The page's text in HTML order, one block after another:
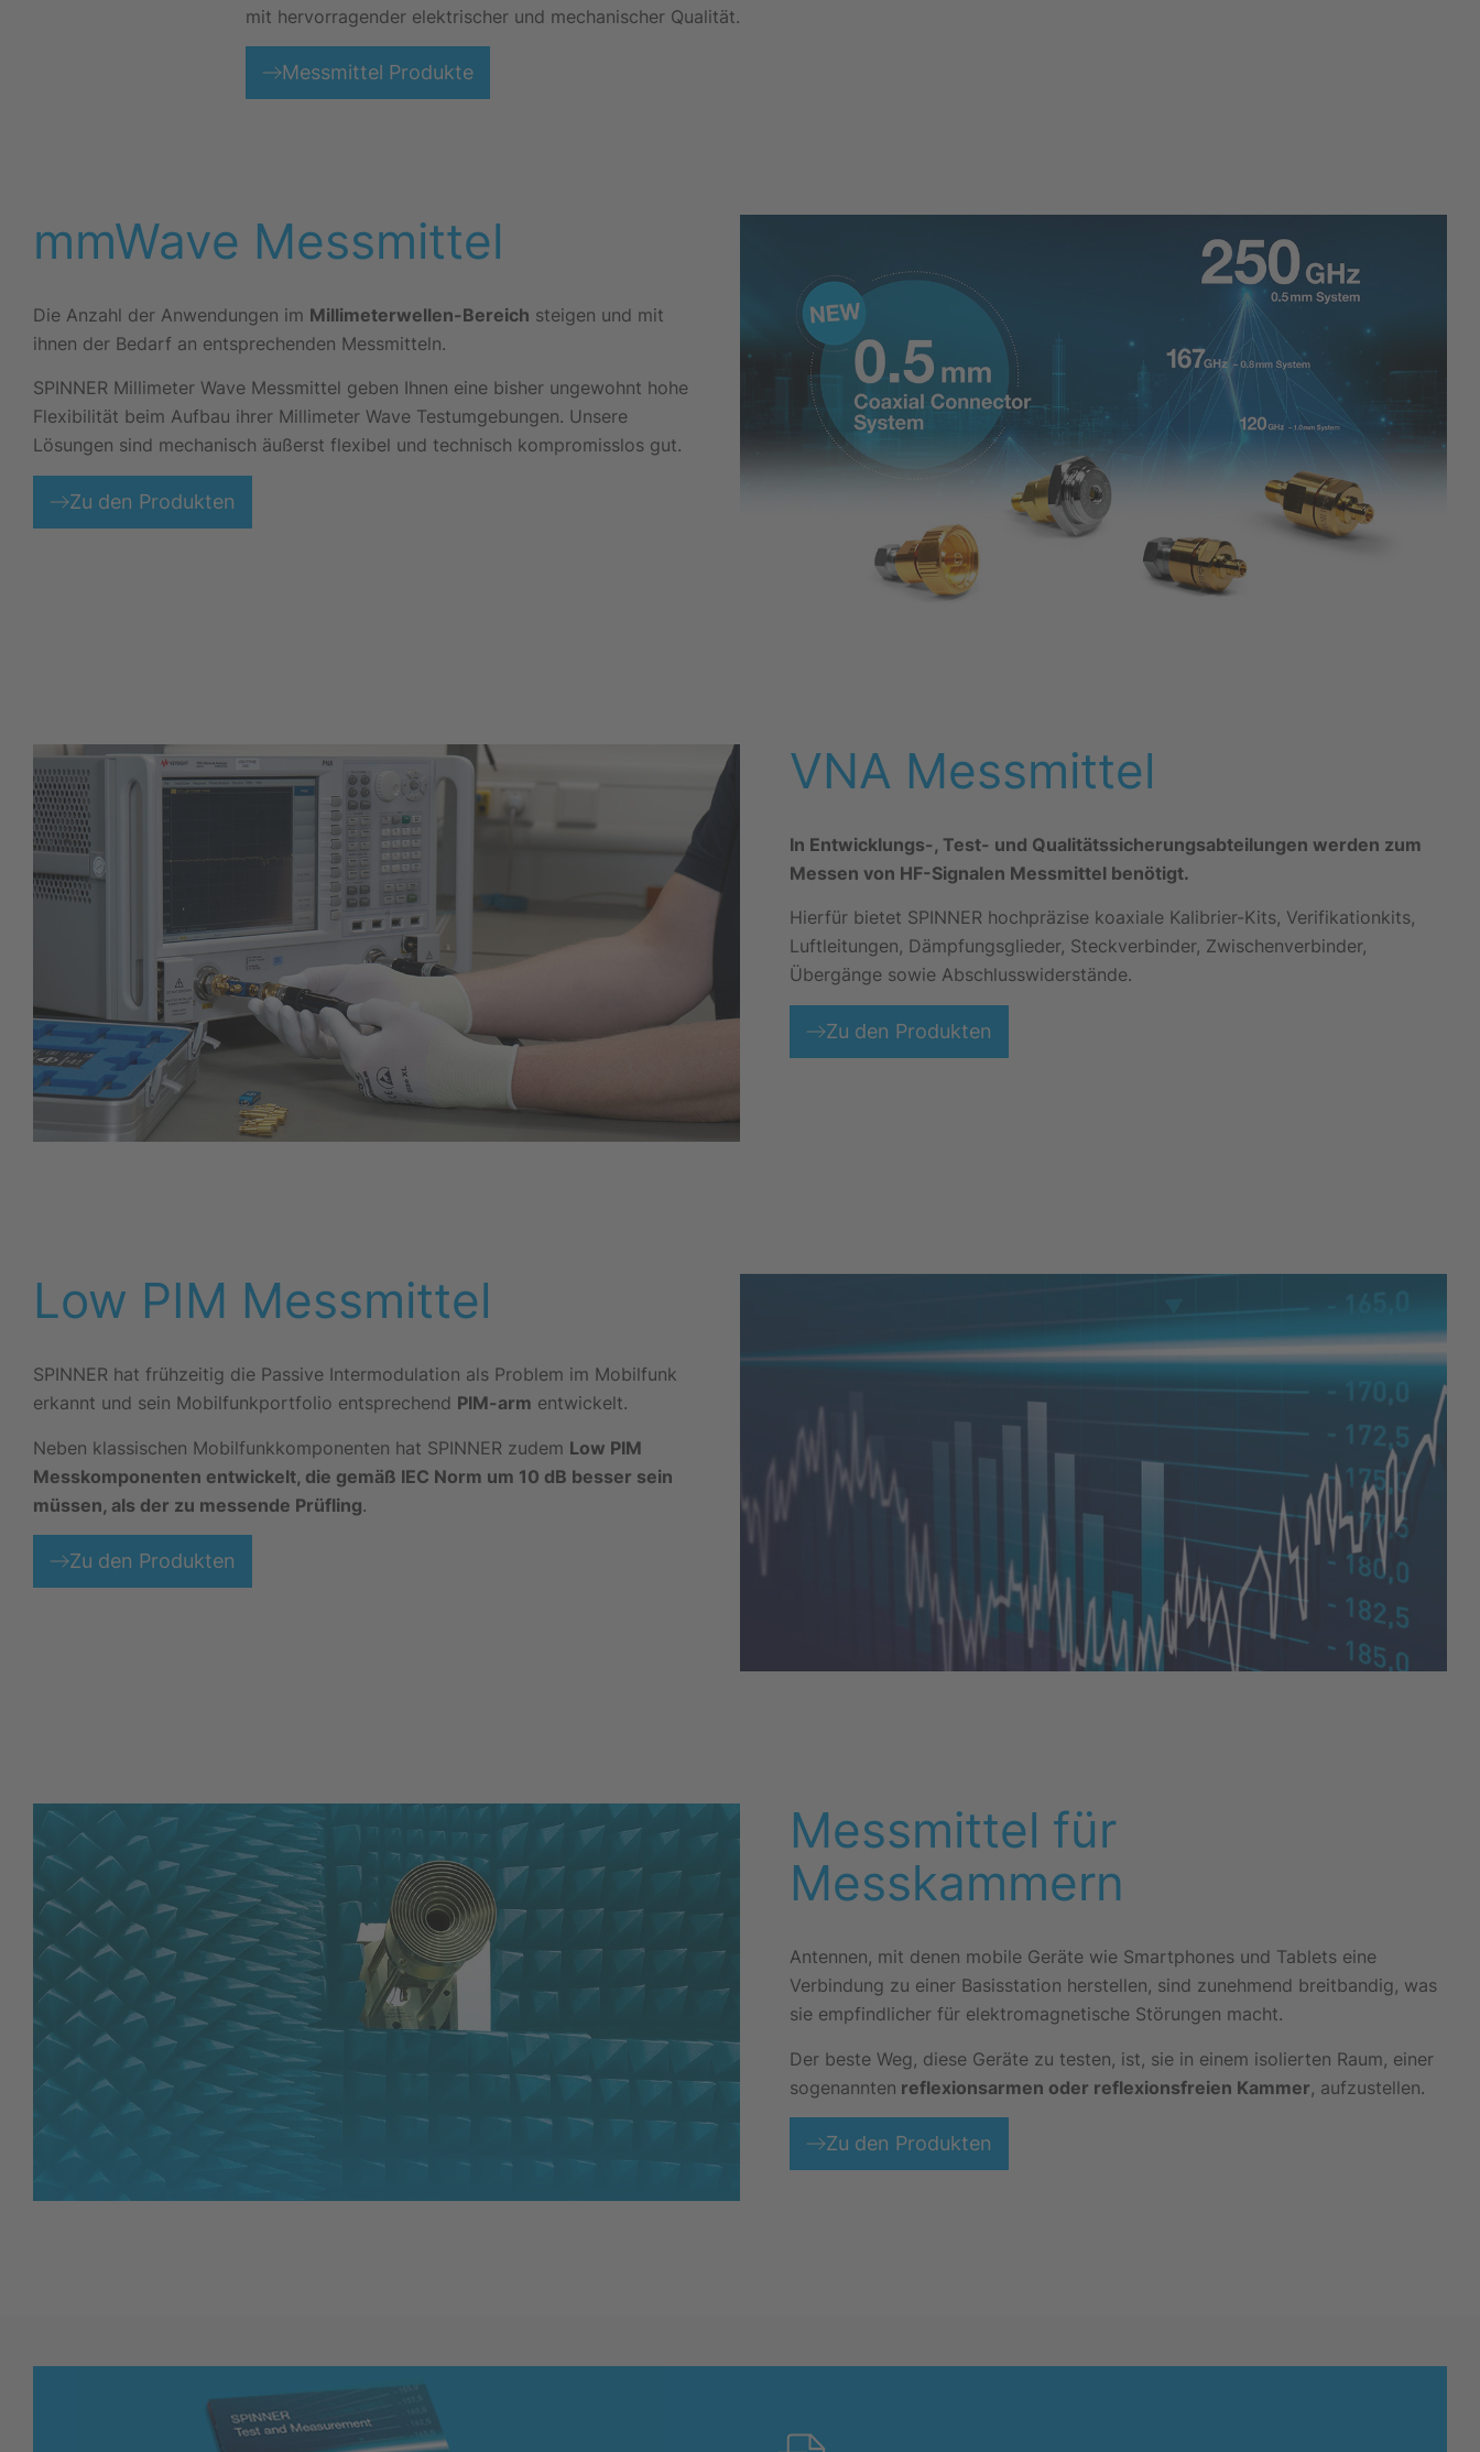
mit hervorragender elektrischer und mechanischer Qualität.
Messmittel Produkte
mmWave Messmittel
Die Anzahl der Anwendungen im Millimeterwellen-Bereich steigen und mit
ihnen der Bedarf an entsprechenden Messmitteln.
SPINNER Millimeter Wave Messmittel geben Ihnen eine bisher ungewohnt hohe
Flexibilität beim Aufbau ihrer Millimeter Wave Testumgebungen. Unsere
Lösungen sind mechanisch äußerst flexibel und technisch kompromisslos gut.
Zu den Produkten
VNA Messmittel
In Entwicklungs-, Test- und Qualitätssicherungsabteilungen werden zum
Messen von HF-Signalen Messmittel benötigt.
Hierfür bietet SPINNER hochpräzise koaxiale Kalibrier-Kits, Verifikationkits,
Luftleitungen, Dämpfungsglieder, Steckverbinder, Zwischenverbinder,
Übergänge sowie Abschlusswiderstände.
Zu den Produkten
Low PIM Messmittel
SPINNER hat frühzeitig die Passive Intermodulation als Problem im Mobilfunk
erkannt und sein Mobilfunkportfolio entsprechend PIM-arm entwickelt.
Neben klassischen Mobilfunkkomponenten hat SPINNER zudem Low PIM
Messkomponenten entwickelt, die gemäß IEC Norm um 10 dB besser sein
müssen, als der zu messende Prüfling.
Zu den Produkten
Messmittel für
Messkammern
Antennen, mit denen mobile Geräte wie Smartphones und Tablets eine
Verbindung zu einer Basisstation herstellen, sind zunehmend breitbandig, was
sie empfindlicher für elektromagnetische Störungen macht.
Der beste Weg, diese Geräte zu testen, ist, sie in einem isolierten Raum, einer
sogenannten reflexionsarmen oder reflexionsfreien Kammer, aufzustellen.
Zu den Produkten